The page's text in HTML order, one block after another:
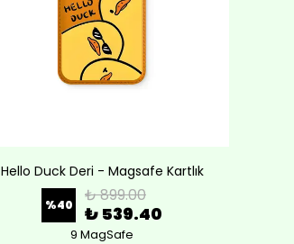
Hello Duck Deri - Magsafe Kartlık
%40 ₺ 899.00
₺ 539.40
9 MagSafe